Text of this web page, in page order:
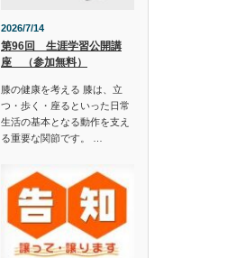
2026/7/14
第96回 生涯学習公開講
座 （参加無料）
膝の健康を考える 膝は、立
つ・歩く・座るといった日常
生活の基本となる動作を支え
る重要な関節です。 …